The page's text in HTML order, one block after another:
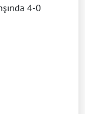
4-0